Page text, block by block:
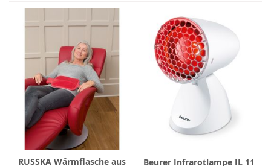
RUSSKA Wärmflasche aus
Beurer Infrarotlampe IL 11